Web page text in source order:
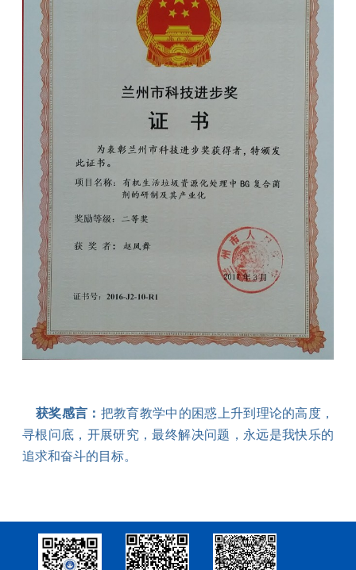
获奖感言： 把教育教学中的困惑上升到理论的高度，
寻根问底，开展研究，最终解决问题，永远是我快乐的
追求和奋斗的目标。